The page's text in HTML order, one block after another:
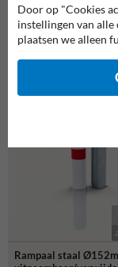
✔
Afzetpaal
Rampaal staal
Door op "Cookies
instellingen van alle
plaatsen we alleen